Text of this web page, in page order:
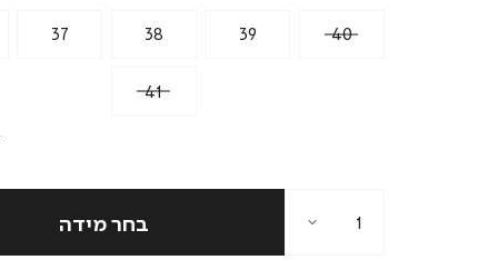
37 38 39 40
41